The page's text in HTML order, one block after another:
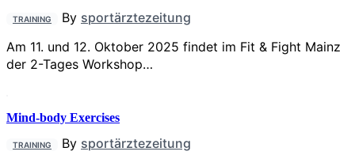
TRAINING By sportärztezeitung
Am 11. und 12. Oktober 2025 findet im Fit & Fight Mainz
der 2-Tages Workshop…
Mind-body Exercises
TRAINING By sportärztezeitung